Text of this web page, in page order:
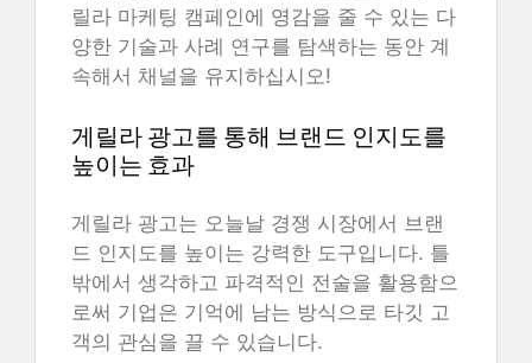
릴라 마케팅 캠페인에 영감을 줄 수 있는 다
양한 기술과 사례 연구를 탐색하는 동안 계
속해서 채널을 유지하십시오!
게릴라 광고를 통해 브랜드 인지도를
높이는 효과
게릴라 광고는 오늘날 경쟁 시장에서 브랜
드 인지도를 높이는 강력한 도구입니다. 틀
밖에서 생각하고 파격적인 전술을 활용함으
로써 기업은 기억에 남는 방식으로 타깃 고
객의 관심을 끌 수 있습니다.